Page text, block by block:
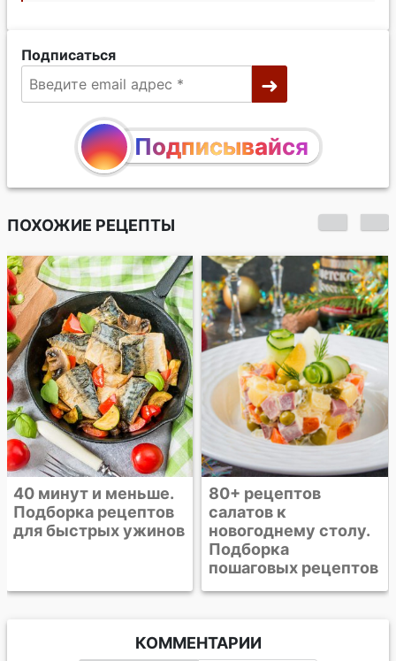
Подписаться
Подписывайся
ПОХОЖИЕ РЕЦЕПТЫ
80+ рецептов
салатов к
новогоднему столу.
Салат с жареной
индейкой и грибами
КОММЕНТАРИИ